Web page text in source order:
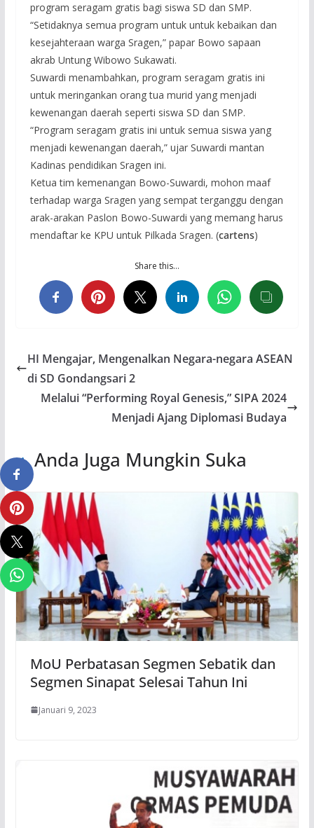
program seragam gratis bagi siswa SD dan SMP.
“Setidaknya semua program untuk untuk kebaikan dan
kesejahteraan warga Sragen,” papar Bowo sapaan
akrab Untung Wibowo Sukawati.
Suwardi menambahkan, program seragam gratis ini
untuk meringankan orang tua murid yang menjadi
kewenangan daerah seperti siswa SD dan SMP.
“Program seragam gratis ini untuk semua siswa yang
menjadi kewenangan daerah,” ujar Suwardi mantan
Kadinas pendidikan Sragen ini.
Ketua tim kemenangan Bowo-Suwardi, mohon maaf
terhadap warga Sragen yang sempat terganggu dengan
arak-arakan Paslon Bowo-Suwardi yang memang harus
mendaftar ke KPU untuk Pilkada Sragen. (cartens)
Share this…
HI Mengajar, Mengenalkan Negara-negara ASEAN
di SD Gondangsari 2
Melalui “Performing Royal Genesis,” SIPA 2024
Menjadi Ajang Diplomasi Budaya
Anda Juga Mungkin Suka
MoU Perbatasan Segmen Sebatik dan
Segmen Sinapat Selesai Tahun Ini
Januari 9, 2023